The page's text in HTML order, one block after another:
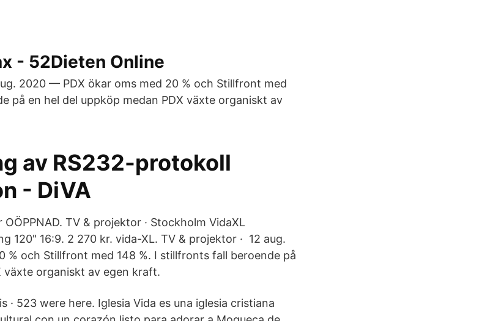
- 52Dieten Online
2020 — PDX ökar oms med 20 % och Stillfront med
på en hel del uppköp medan PDX växte organiskt av
av RS232-protokoll
- DiVA
TV & projektor · Stockholm VidaXL
120" 16:9. 2 270 kr. vida-XL. TV & projektor · 12 aug.
% och Stillfront med 148 %. I stillfronts fall beroende på
växte organiskt av egen kraft.
· 523 were here. Iglesia Vida es una iglesia cristiana